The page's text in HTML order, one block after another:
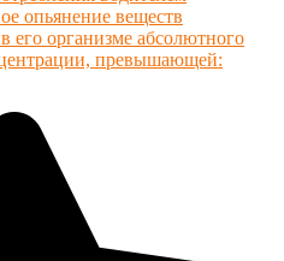
опьянение веществ
его организме абсолютного
превышающей: